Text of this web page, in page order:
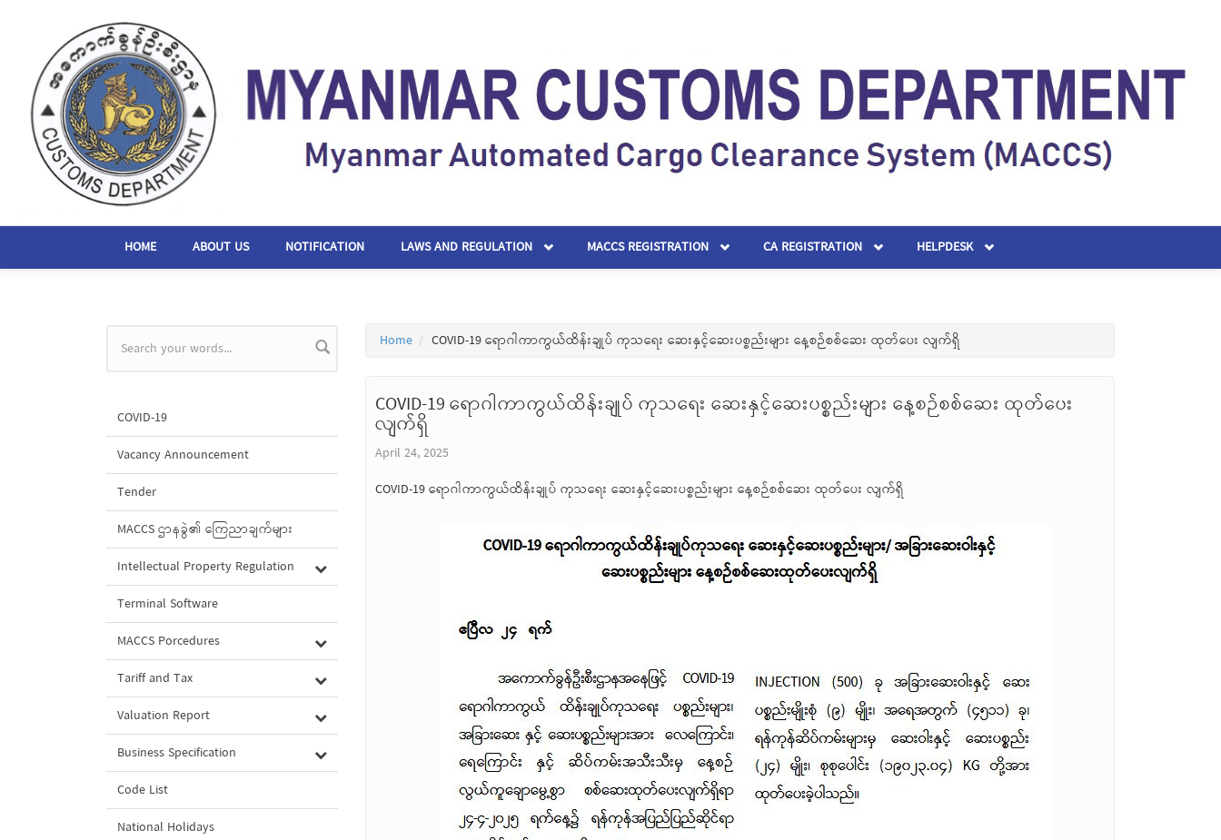
HOME ABOUT US NOTIFICATION LAWS AND REGULATION MACCS REGISTRATION CA REGISTRATION HELPDESK
Search form
COVID-19
Vacancy Announcement
Tender
MACCS ဌာနခွဲ၏ ကြေညာချက်များ
Intellectual Property Regulation
Terminal Software
MACCS Porcedures
Tariff and Tax
Valuation Report
Business Specification
Code List
National Holidays
Home COVID-19 ရောဂါကာကွယ်ထိန်းချုပ် ကုသရေး ဆေးနှင့်ဆေးပစ္စည်းများ နေ့စဉ်စစ်ဆေး ထုတ်ပေး လျက်ရှိ
COVID-19 ရောဂါကာကွယ်ထိန်းချုပ် ကုသရေး ဆေးနှင့်ဆေးပစ္စည်းများ နေ့စဉ်စစ်ဆေး ထုတ်ပေး
လျက်ရှိ
April 24, 2025
COVID-19 ရောဂါကာကွယ်ထိန်းချုပ် ကုသရေး ဆေးနှင့်ဆေးပစ္စည်းများ နေ့စဉ်စစ်ဆေး ထုတ်ပေး လျက်ရှိ